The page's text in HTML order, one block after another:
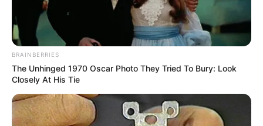
10 Pose Manekin Anti
Mainstream yang Konyol
Banget
BRAINBERRIES
The Unhinged 1970 Oscar Photo They Tried To Bury: Look
Closely At His Tie